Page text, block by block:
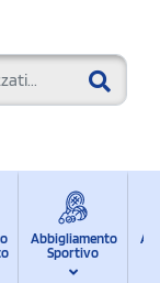
Abbigliamento
Sportivo